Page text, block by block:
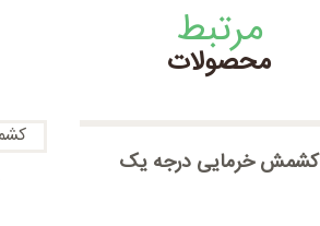
مرتبط
محصولات
کشمش خرمایی درجه یک